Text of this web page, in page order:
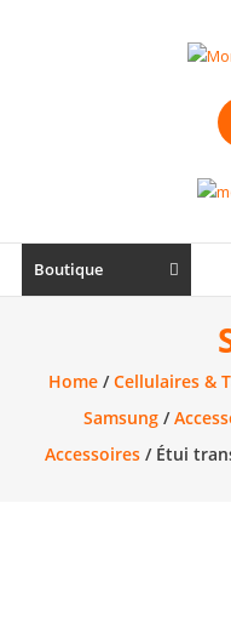
Ordinateur,
électronique
Boutique
Home /Cellulaires &
Samsung /
Accessoires/ Étui